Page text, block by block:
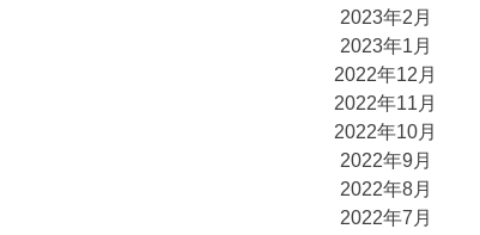
2023年2月
2023年1月
2022年12月
2022年11月
2022年10月
2022年9月
2022年8月
2022年7月